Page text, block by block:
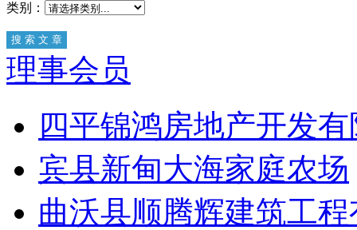
类别：
理事会员
四平锦鸿房地产开发
宾县新甸大海家庭农场
曲沃县顺腾辉建筑工